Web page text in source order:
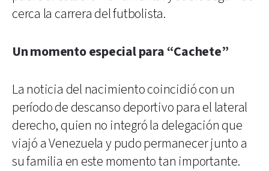
cerca la carrera del futbolista.
Un momento especial para “Cachete”
La noticia del nacimiento coincidió con un
período de descanso deportivo para el lateral
derecho, quien no integró la delegación que
viajó a Venezuela y pudo permanecer junto a
su familia en este momento tan importante.